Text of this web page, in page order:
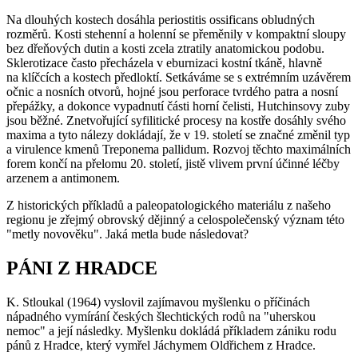
Na dlouhých kostech dosáhla periostitis ossificans obludných
rozměrů. Kosti stehenní a holenní se přeměnily v kompaktní sloupy
bez dřeňových dutin a kosti zcela ztratily anatomickou podobu.
Sklerotizace často přecházela v eburnizaci kostní tkáně, hlavně
na klíčcích a kostech předloktí. Setkáváme se s extrémním uzávěrem
očnic a nosních otvorů, hojné jsou perforace tvrdého patra a nosní
přepážky, a dokonce vypadnutí části horní čelisti, Hutchinsovy zuby
jsou běžné. Znetvořující syfilitické procesy na kostře dosáhly svého
maxima a tyto nálezy dokládají, že v 19. století se značné změnil typ
a virulence kmenů Treponema pallidum. Rozvoj těchto maximálních
forem končí na přelomu 20. století, jistě vlivem první účinné léčby
arzenem a antimonem.
Z historických příkladů a paleopatologického materiálu z našeho
regionu je zřejmý obrovský dějinný a celospolečenský význam této
"metly novověku". Jaká metla bude následovat?
PÁNI Z HRADCE
K. Stloukal (1964) vyslovil zajímavou myšlenku o příčinách
nápadného vymírání českých šlechtických rodů na "uherskou
nemoc" a její následky. Myšlenku dokládá příkladem zániku rodu
pánů z Hradce, který vymřel Jáchymem Oldřichem z Hradce.